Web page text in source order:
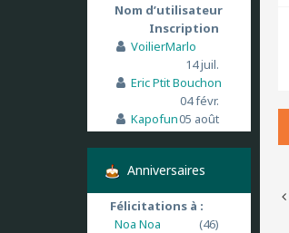
Nom d’utilisateur
Inscription
VoilierMarlo
14 juil.
Eric Ptit Bouchon
04 févr.
Kapofun05 août
Anniversaires
Félicitations à :
Noa Noa
(46)